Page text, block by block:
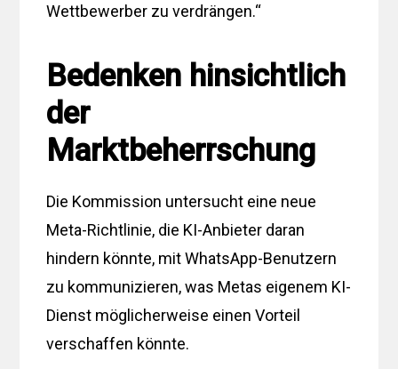
Wettbewerber zu verdrängen.“
Bedenken hinsichtlich
der
Marktbeherrschung
Die Kommission untersucht eine neue
Meta-Richtlinie, die KI-Anbieter daran
hindern könnte, mit WhatsApp-Benutzern
zu kommunizieren, was Metas eigenem KI-
Dienst möglicherweise einen Vorteil
verschaffen könnte.